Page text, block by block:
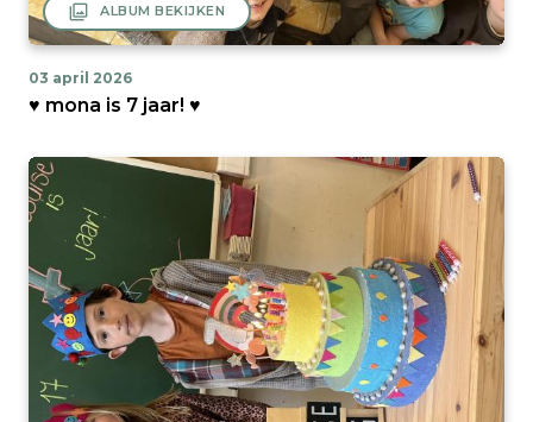
filter ALBUM BEKIJKEN
03 april 2026
♥ mona is 7 jaar! ♥